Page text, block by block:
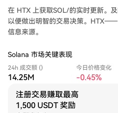
在 HTX 上获取SOL/的实时更新。
以便做出明智的交易决策。
信息来源。
Solana 市场关键表现
24h 成交额 ()
14.25M
今日价格变化
-0.45%
注册交易赚取最高
1,500 USDT 奖励